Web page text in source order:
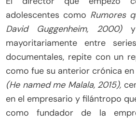
adolescentes como Rumores
David Guggenheim, 2000)y
mayoritariamente entre
documentales, repite con un
como fue su anterior crónica en
(He named me Malala, 2015),
en el empresario y filántropo
como fundador de la